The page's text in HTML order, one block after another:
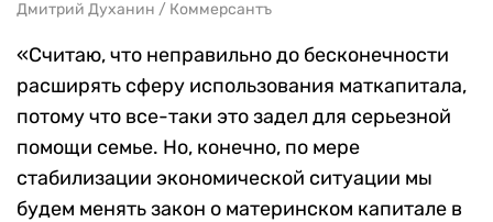
Дмитрий Духанин / Коммерсантъ
«Считаю, что неправильно до бесконечности
расширять сферу использования маткапитала,
потому что все-таки это задел для серьезной
помощи семье. Но, конечно, по мере
стабилизации экономической ситуации мы
будем менять закон о материнском капитале в